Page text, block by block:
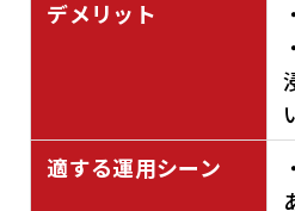
デメリット
適する運用シーン